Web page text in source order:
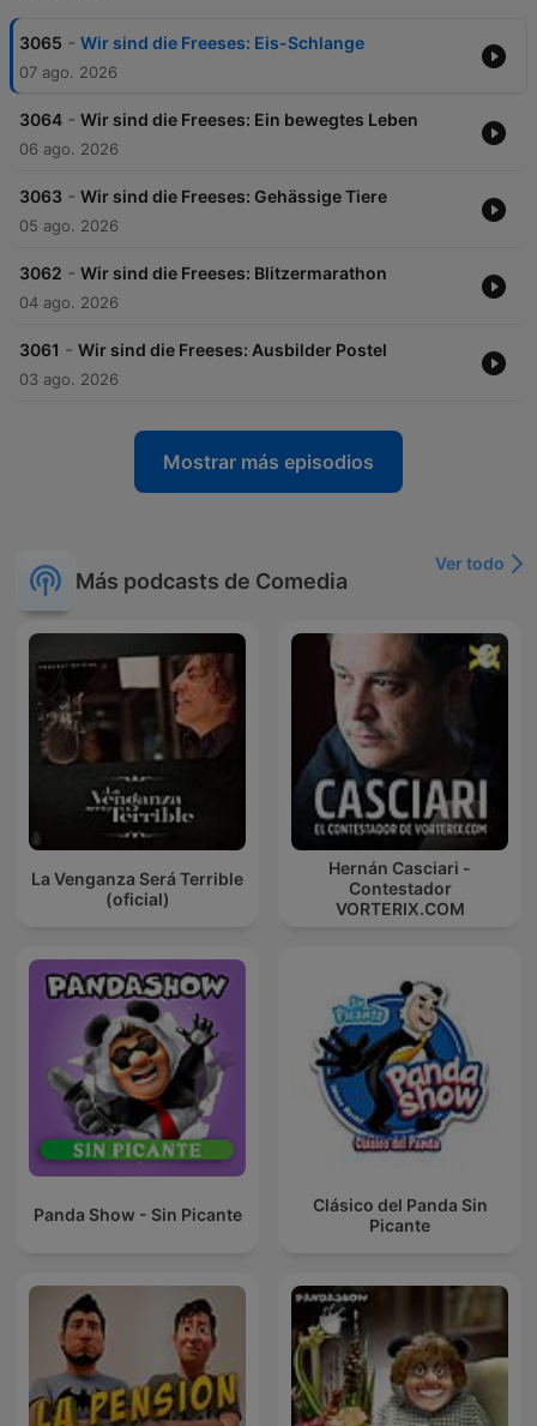
3065 - Wir sind die Freeses: Eis-Schlange
07 ago. 2026
3064 - Wir sind die Freeses: Ein bewegtes Leben
06 ago. 2026
3063 - Wir sind die Freeses: Gehässige Tiere
05 ago. 2026
3062 - Wir sind die Freeses: Blitzermarathon
04 ago. 2026
3061 - Wir sind die Freeses: Ausbilder Postel
03 ago. 2026
Mostrar más episodios
Más podcasts de Comedia
Ver todo
La Venganza Será Terrible
(oficial)
Hernán Casciari -
Contestador
VORTERIX.COM
Panda Show - Sin Picante
Clásico del Panda Sin
Picante